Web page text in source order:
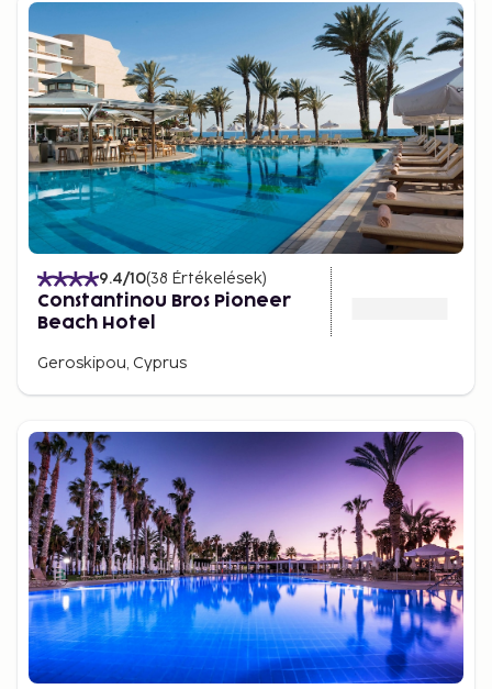
9.4/10(38 Értékelések)
Constantinou Bros Pioneer
Beach Hotel
Geroskipou, Cyprus